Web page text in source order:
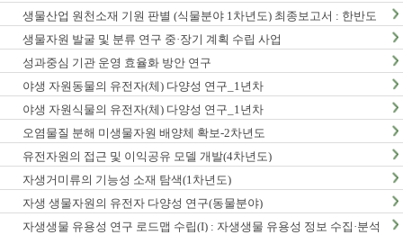
생물산업 원천소재 기원 판별 (식물분야 1차년도) 최종보고서 : 한반도
생물다양성 보전 관리 기반 구축 사업
생물자원 발굴 및 분류 연구 중·장기 계획 수립 사업
성과중심 기관 운영 효율화 방안 연구
야생 자원동물의 유전자(체) 다양성 연구_1년차
야생 자원식물의 유전자(체) 다양성 연구_1년차
오염물질 분해 미생물자원 배양체 확보-2차년도
유전자원의 접근 및 이익공유 모델 개발(4차년도)
자생거미류의 기능성 소재 탐색(1차년도)
자생 생물자원의 유전자 다양성 연구(동물분야)
자생생물 유용성 연구 로드맵 수립(I) : 자생생물 유용성 정보 수집·분석